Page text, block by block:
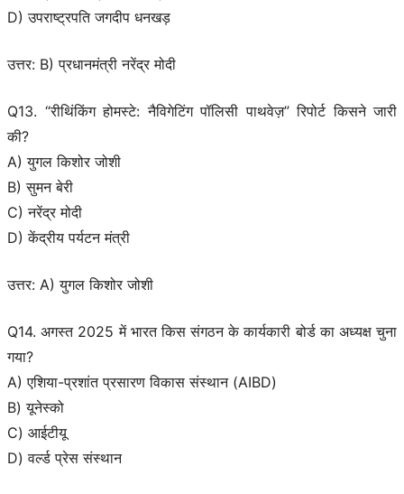
D) उपराष्ट्रपति जगदीप धनखड़
उत्तर: B) प्रधानमंत्री नरेंद्र मोदी
Q13. “रीथिंकिंग होमस्टे: नैविगेटिंग पॉलिसी पाथवेज़” रिपोर्ट किसने जारी
की?
A) युगल किशोर जोशी
B) सुमन बेरी
C) नरेंद्र मोदी
D) केंद्रीय पर्यटन मंत्री
उत्तर: A) युगल किशोर जोशी
Q14. अगस्त 2025 में भारत किस संगठन के कार्यकारी बोर्ड का अध्यक्ष चुना
गया?
A) एशिया-प्रशांत प्रसारण विकास संस्थान (AIBD)
B) यूनेस्को
C) आईटीयू
D) वर्ल्ड प्रेस संस्थान